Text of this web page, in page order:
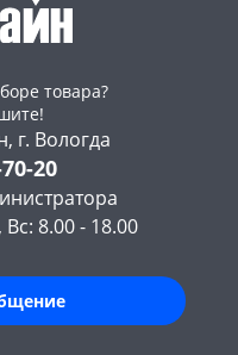
товара?
г. Вологда
20
8.00 - 18.00